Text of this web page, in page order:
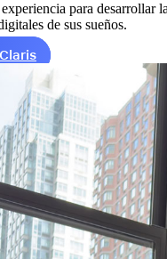
para desarrollar
de sus sueños.